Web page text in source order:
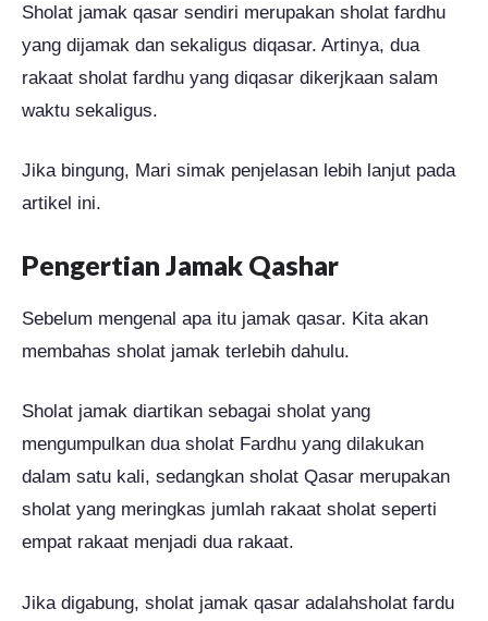
Sholat jamak qasar sendiri merupakan sholat fardhu
yang dijamak dan sekaligus diqasar. Artinya, dua
rakaat sholat fardhu yang diqasar dikerjkaan salam
waktu sekaligus.
Jika bingung, Mari simak penjelasan lebih lanjut pada
artikel ini.
Pengertian Jamak Qashar
Sebelum mengenal apa itu jamak qasar. Kita akan
membahas sholat jamak terlebih dahulu.
Sholat jamak diartikan sebagai sholat yang
mengumpulkan dua sholat Fardhu yang dilakukan
dalam satu kali, sedangkan sholat Qasar merupakan
sholat yang meringkas jumlah rakaat sholat seperti
empat rakaat menjadi dua rakaat.
Jika digabung, sholat jamak qasar adalahsholat fardu